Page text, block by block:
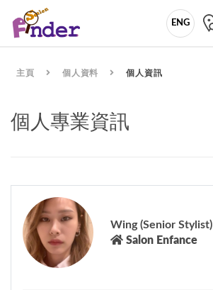
ENG
主頁 個人資料 個人資訊
個人專業資訊
Wing (Senior Stylist)
Salon Enfance